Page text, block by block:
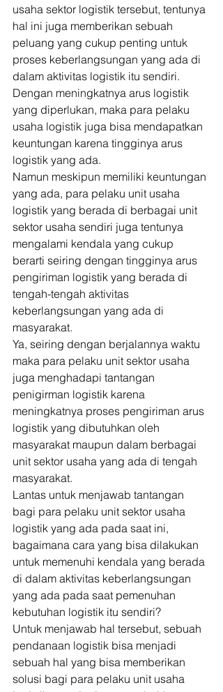
usaha sektor logistik tersebut, tentunya
hal ini juga memberikan sebuah
peluang yang cukup penting untuk
proses keberlangsungan yang ada di
dalam aktivitas logistik itu sendiri.
Dengan meningkatnya arus logistik
yang diperlukan, maka para pelaku
usaha logistik juga bisa mendapatkan
keuntungan karena tingginya arus
logistik yang ada.
Namun meskipun memiliki keuntungan
yang ada, para pelaku unit usaha
logistik yang berada di berbagai unit
sektor usaha sendiri juga tentunya
mengalami kendala yang cukup
berarti seiring dengan tingginya arus
pengiriman logistik yang berada di
tengah-tengah aktivitas
keberlangsungan yang ada di
masyarakat.
Ya, seiring dengan berjalannya waktu
maka para pelaku unit sektor usaha
juga menghadapi tantangan
penigirman logistik karena
meningkatnya proses pengiriman arus
logistik yang dibutuhkan oleh
masyarakat maupun dalam berbagai
unit sektor usaha yang ada di tengah
masyarakat.
Lantas untuk menjawab tantangan
bagi para pelaku unit sektor usaha
logistik yang ada pada saat ini,
bagaimana cara yang bisa dilakukan
untuk memenuhi kendala yang berada
di dalam aktivitas keberlangsungan
yang ada pada saat pemenuhan
kebutuhan logistik itu sendiri?
Untuk menjawab hal tersebut, sebuah
pendanaan logistik bisa menjadi
sebuah hal yang bisa memberikan
solusi bagi para pelaku unit usaha